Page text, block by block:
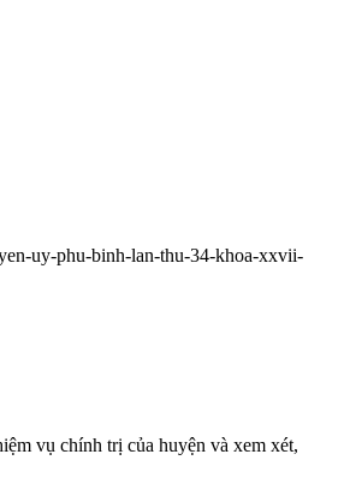
uy-phu-binh-lan-thu-34-khoa-xxvii-
vụ chính trị của huyện và xem xét,